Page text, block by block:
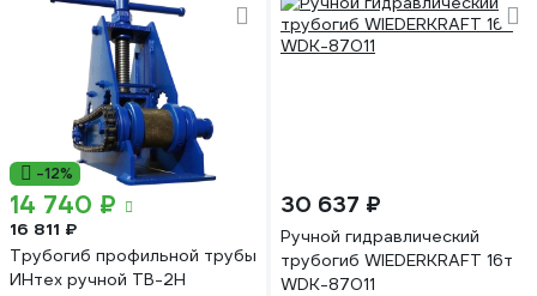
-12%
14 740 ₽
16 811 ₽
Трубогиб профильной трубы
ИНтех ручной ТВ-2Н
30 637 ₽
Ручной гидравлический
трубогиб WIEDERKRAFT 16т
WDK-87011